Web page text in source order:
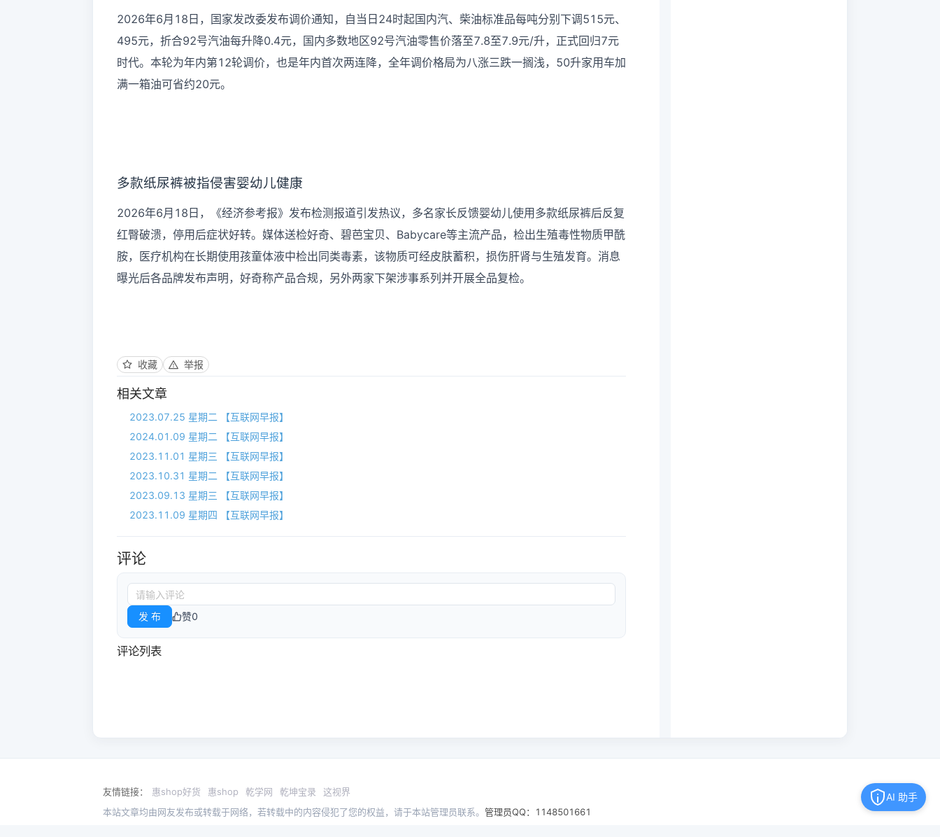
2026年6月18日，国家发改委发布调价通知，自当日24时起国内汽、柴油标准品每吨分别下调515元、
495元，折合92号汽油每升降0.4元，国内多数地区92号汽油零售价落至7.8至7.9元/升，正式回归7元
时代。本轮为年内第12轮调价，也是年内首次两连降，全年调价格局为八涨三跌一搁浅，50升家用车加
满一箱油可省约20元。
多款纸尿裤被指侵害婴幼儿健康
2026年6月18日，《经济参考报》发布检测报道引发热议，多名家长反馈婴幼儿使用多款纸尿裤后反复
红臀破溃，停用后症状好转。媒体送检好奇、碧芭宝贝、Babycare等主流产品，检出生殖毒性物质甲酰
胺，医疗机构在长期使用孩童体液中检出同类毒素，该物质可经皮肤蓄积，损伤肝肾与生殖发育。消息
曝光后各品牌发布声明，好奇称产品合规，另外两家下架涉事系列并开展全品复检。
收藏 举报
相关文章
2023.07.25 星期二 【互联网早报】
2024.01.09 星期二 【互联网早报】
2023.11.01 星期三 【互联网早报】
2023.10.31 星期二 【互联网早报】
2023.09.13 星期三 【互联网早报】
2023.11.09 星期四 【互联网早报】
评论
发 布 赞0
评论列表
友情链接： 惠shop好货 惠shop 乾学网 乾坤宝录
这视界
本站文章均由网友发布或转载于网络，若转载中的内容侵犯了您的权益，请于本站管理员联系。 管理员QQ：1148501661
AI 助手